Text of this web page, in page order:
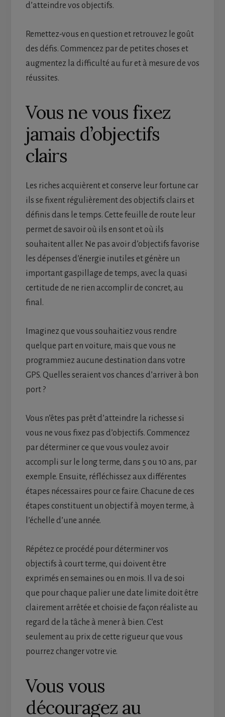
d’atteindre vos objectifs.
Remettez-vous en question et retrouvez le goût
des défis. Commencez par de petites choses et
augmentez la difficulté au fur et à mesure de vos
réussites.
Vous ne vous fixez
jamais d’objectifs
clairs
Les riches acquièrent et conserve leur fortune car
ils se fixent régulièrement des objectifs clairs et
définis dans le temps. Cette feuille de route leur
permet de savoir où ils en sont et où ils
souhaitent aller. Ne pas avoir d’objectifs favorise
les dépenses d’énergie inutiles et génère un
important gaspillage de temps, avec la quasi
certitude de ne rien accomplir de concret, au
final.
Imaginez que vous souhaitiez vous rendre
quelque part en voiture, mais que vous ne
programmiez aucune destination dans votre
GPS. Quelles seraient vos chances d’arriver à bon
port ?
Vous n’êtes pas prêt d’atteindre la richesse si
vous ne vous fixez pas d’objectifs. Commencez
par déterminer ce que vous voulez avoir
accompli sur le long terme, dans 5 ou 10 ans, par
exemple. Ensuite, réfléchissez aux différentes
étapes nécessaires pour ce faire. Chacune de ces
étapes constituent un objectif à moyen terme, à
l’échelle d’une année.
Répétez ce procédé pour déterminer vos
objectifs à court terme, qui doivent être
exprimés en semaines ou en mois. Il va de soi
que pour chaque palier une date limite doit être
clairement arrêtée et choisie de façon réaliste au
regard de la tâche à mener à bien. C’est
seulement au prix de cette rigueur que vous
pourrez changer votre vie.
Vous vous
découragez au